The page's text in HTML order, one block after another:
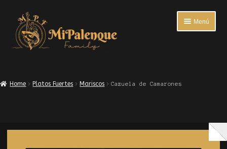
Menú
Home Platos Fuertes Mariscos Cazuela de Camarones